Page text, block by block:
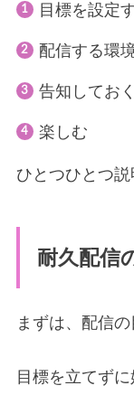
目標を設定
配信する環
告知しておく
楽しむ
ひとつひとつ説
耐久配信
まずは、配信の
目標を立てず